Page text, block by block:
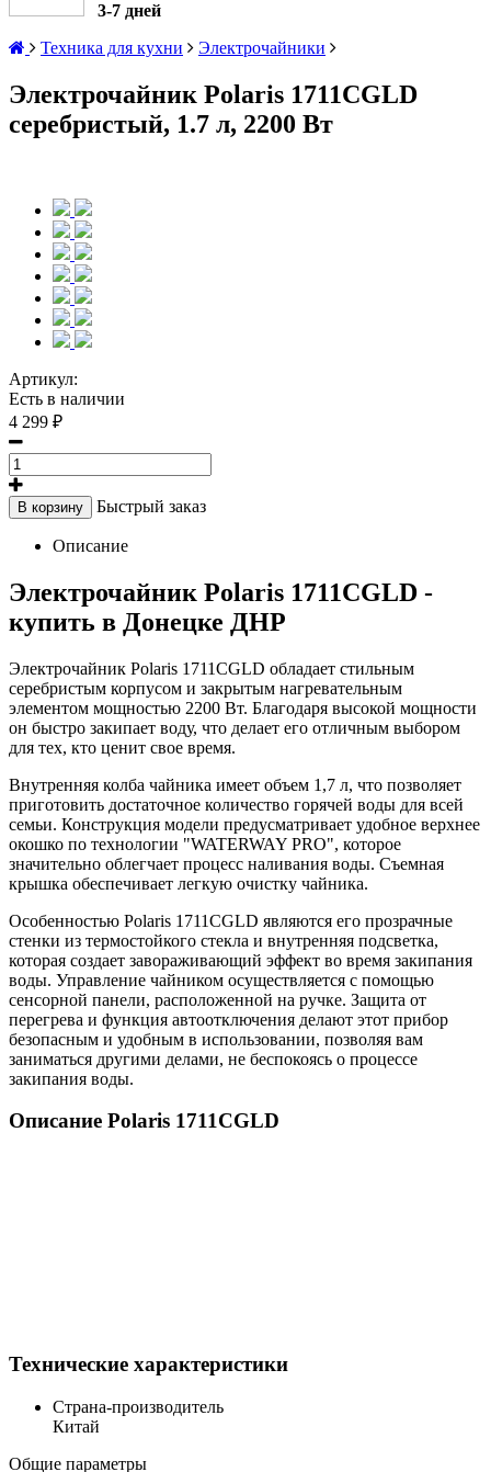
3-7 дней
Техника для кухни
Электрочайники
Электрочайник Polaris 1711CGLD
серебристый, 1.7 л, 2200 Вт
Артикул:
Есть в наличии
4 299 ₽
В корзину Быстрый заказ
Описание
Электрочайник Polaris 1711CGLD -
купить в Донецке ДНР
Электрочайник Polaris 1711CGLD обладает стильным
серебристым корпусом и закрытым нагревательным
элементом мощностью 2200 Вт. Благодаря высокой мощности
он быстро закипает воду, что делает его отличным выбором
для тех, кто ценит свое время.
Внутренняя колба чайника имеет объем 1,7 л, что позволяет
приготовить достаточное количество горячей воды для всей
семьи. Конструкция модели предусматривает удобное верхнее
окошко по технологии "WATERWAY PRO", которое
значительно облегчает процесс наливания воды. Съемная
крышка обеспечивает легкую очистку чайника.
Особенностью Polaris 1711CGLD являются его прозрачные
стенки из термостойкого стекла и внутренняя подсветка,
которая создает завораживающий эффект во время закипания
воды. Управление чайником осуществляется с помощью
сенсорной панели, расположенной на ручке. Защита от
перегрева и функция автоотключения делают этот прибор
безопасным и удобным в использовании, позволяя вам
заниматься другими делами, не беспокоясь о процессе
закипания воды.
Описание Polaris 1711CGLD
Технические характеристики
Страна-производитель
Китай
Общие параметры